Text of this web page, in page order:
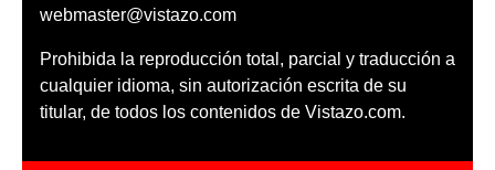
webmaster@vistazo.com
Prohibida la reproducción total, parcial y traducción a
cualquier idioma, sin autorización escrita de su
titular, de todos los contenidos de Vistazo.com.